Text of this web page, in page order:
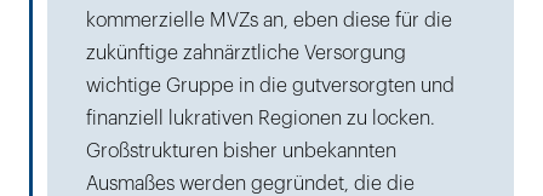
kommerzielle MVZs an, eben diese für die
zukünftige zahnärztliche Versorgung
wichtige Gruppe in die gutversorgten und
finanziell lukrativen Regionen zu locken.
Großstrukturen bisher unbekannten
Ausmaßes werden gegründet, die die